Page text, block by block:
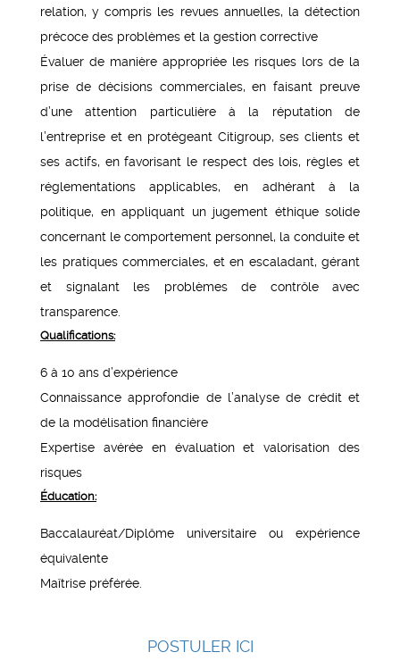
relation, y compris les revues annuelles, la détection
précoce des problèmes et la gestion corrective
Évaluer de manière appropriée les risques lors de la
prise de décisions commerciales, en faisant preuve
d’une attention particulière à la réputation de
l’entreprise et en protégeant Citigroup, ses clients et
ses actifs, en favorisant le respect des lois, règles et
réglementations applicables, en adhérant à la
politique, en appliquant un jugement éthique solide
concernant le comportement personnel, la conduite et
les pratiques commerciales, et en escaladant, gérant
et signalant les problèmes de contrôle avec
transparence.
Qualifications:
6 à 10 ans d’expérience
Connaissance approfondie de l’analyse de crédit et
de la modélisation financière
Expertise avérée en évaluation et valorisation des
risques
Éducation:
Baccalauréat/Diplôme universitaire ou expérience
équivalente
Maîtrise préférée.
POSTULER ICI